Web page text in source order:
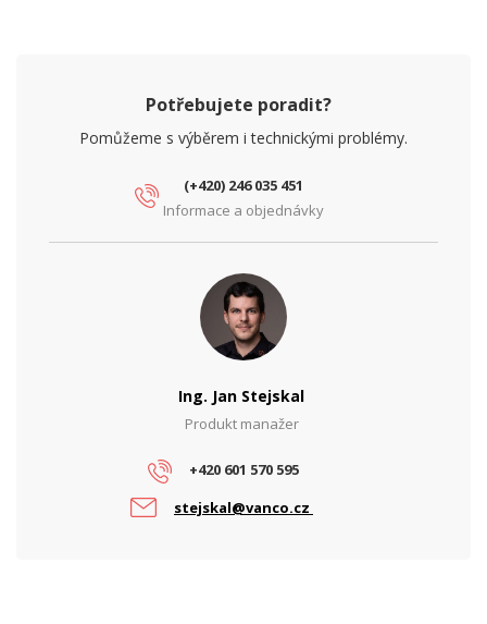
Potřebujete poradit?
Pomůžeme s výběrem i technickými problémy.
(+420) 246 035 451
Informace a objednávky
Ing. Jan Stejskal
Produkt manažer
+420 601 570 595
stejskal@vanco.cz